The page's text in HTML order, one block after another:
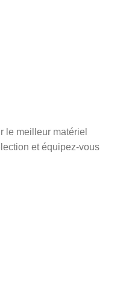
le meilleur matériel
et équipez-vous